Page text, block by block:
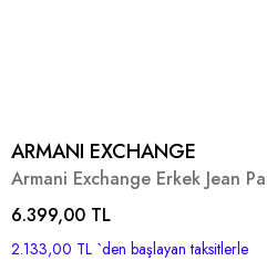
ARMANI EXCHANGE
Armani Exchange Erkek Jean
6.399,00 TL
2.133,00 TL `den başlayan taksitlerle